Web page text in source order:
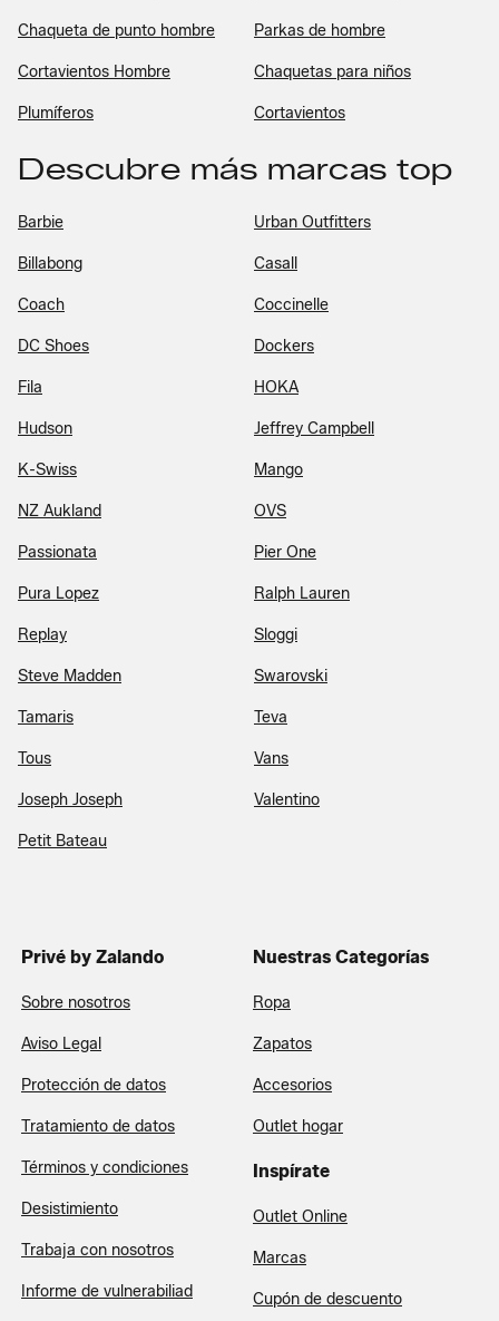
Chaqueta de punto hombre Parkas de hombre
Cortavientos Hombre Chaquetas para niños
Plumíferos Cortavientos
Descubre más marcas top
Barbie Urban Outfitters
Billabong Casall
Coach Coccinelle
DC Shoes Dockers
Fila HOKA
Hudson Jeffrey Campbell
K-Swiss Mango
NZ Aukland OVS
Passionata Pier One
Pura Lopez Ralph Lauren
Replay Sloggi
Steve Madden Swarovski
Tamaris Teva
Tous Vans
Joseph Joseph Valentino
Petit Bateau
Privé by Zalando
Sobre nosotros
Aviso Legal
Protección de datos
Tratamiento de datos
Términos y condiciones
Desistimiento
Trabaja con nosotros
Informe de vulnerabiliad
Nuestras Categorías
Ropa
Zapatos
Accesorios
Outlet hogar
Inspírate
Outlet Online
Marcas
Cupón de descuento